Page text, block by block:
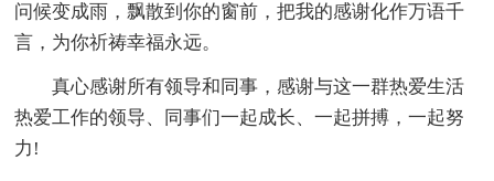
问候变成雨，飘散到你的窗前，把我的感谢化作万语千
言，为你祈祷幸福永远。
真心感谢所有领导和同事，感谢与这一群热爱生活
热爱工作的领导、同事们一起成长、一起拼搏，一起努
力!